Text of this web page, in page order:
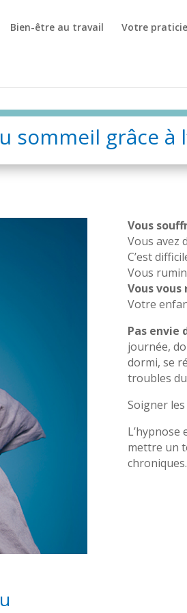
Bien-être au travail Votre
sommeil grâce à
Vous
Vous avez
C’est
Vous
Vous
Votre
Pas envie
journée,
dormi, se
troubles
Soigner
mettre un
chroniques.